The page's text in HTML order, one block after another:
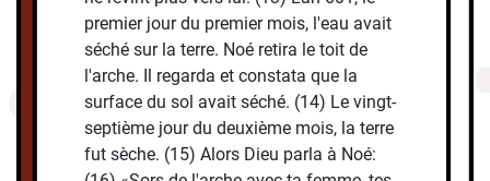
premier jour du premier mois, l'eau avait
séché sur la terre. Noé retira le toit de
l'arche. Il regarda et constata que la
surface du sol avait séché. (14) Le vingt-
septième jour du deuxième mois, la terre
fut sèche. (15) Alors Dieu parla à Noé: